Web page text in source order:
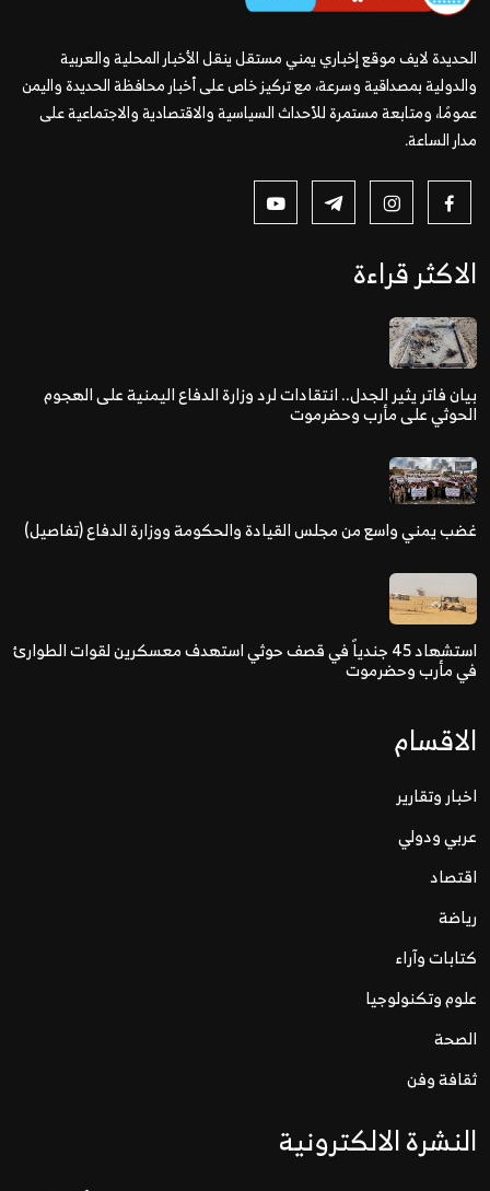
الحديدة لايف موقع إخباري يمني مستقل ينقل الأخبار المحلية والعربية
والدولية بمصداقية وسرعة، مع تركيز خاص على أخبار محافظة الحديدة واليمن
عمومًا، ومتابعة مستمرة للأحداث السياسية والاقتصادية والاجتماعية على
مدار الساعة.
الاكثر قراءة
بيان فاتر يثير الجدل.. انتقادات لرد وزارة الدفاع اليمنية على الهجوم
الحوثي على مأرب وحضرموت
غضب يمني واسع من مجلس القيادة والحكومة ووزارة الدفاع (تفاصيل)
استشهاد 45 جندياً في قصف حوثي استهدف معسكرين لقوات الطوارئ
في مأرب وحضرموت
الاقسام
اخبار وتقارير
عربي ودولي
اقتصاد
رياضة
كتابات وآراء
علوم وتكنولوجيا
الصحة
ثقافة وفن
النشرة الالكترونية